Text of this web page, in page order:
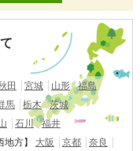
田 宮城 山形
福島
馬 栃木
茨城
石川
福井
地方】 大阪 京都
奈良